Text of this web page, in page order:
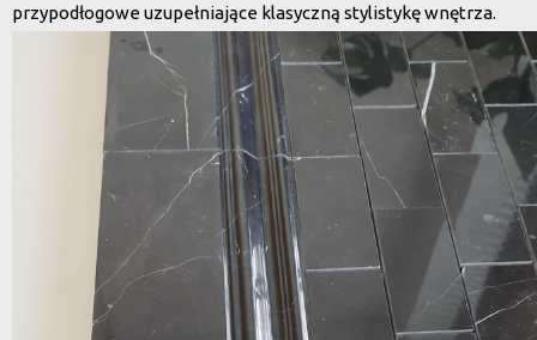
przypodłogowe uzupełniające klasyczną stylistykę wnętrza.